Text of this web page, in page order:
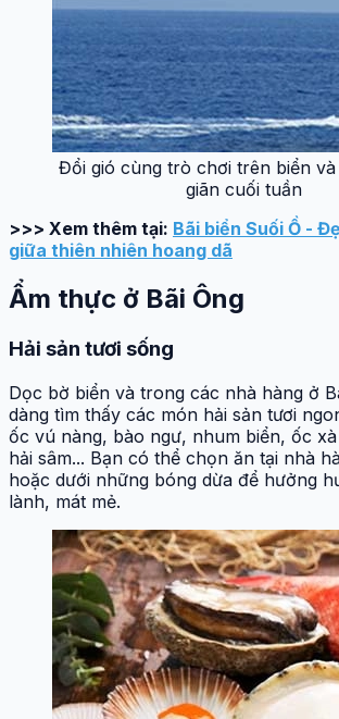
Đổi gió cùng trò chơi trên biển
giãn cuối tuần
>>> Xem thêm tại: Bãi biển Suối Ồ -
giữa thiên nhiên hoang dã
Ẩm thực ở Bãi Ông
Hải sản tươi sống
Dọc bờ biển và trong các nhà hàng ở
dàng tìm thấy các món hải sản tươi
ốc vú nàng, bào ngư, nhum biển, ốc
hải sâm... Bạn có thể chọn ăn tại nhà
hoặc dưới những bóng dừa để hưởng
lành, mát mẻ.